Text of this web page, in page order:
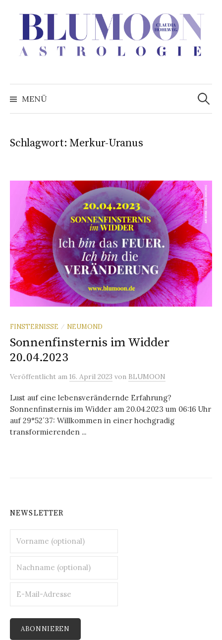
überspringen
MENÜ
Suchen
nach:
Schlagwort: Merkur-Uranus
FINSTERNISSE / NEUMOND
Sonnenfinsternis im Widder
20.04.2023
Veröffentlicht am 16. April 2023 von BLUMOON
Lust auf eine lebensverändernde Erfahrung?
Sonnenfinsternis im Widder am 20.04.2023 um 06:16 Uhr
auf 29°52´37: Willkommen in einer hochgradig
transformierenden ...
NEWSLETTER